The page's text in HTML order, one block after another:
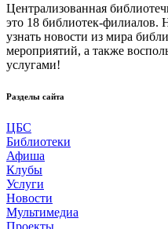
Централизованная
это 18 библиотек-филиалов.
узнать новости из мира
мероприятий, а также
услугами!
Разделы сайта
ЦБС
Библиотеки
Афиша
Клубы
Услуги
Новости
Мультимедиа
Проекты